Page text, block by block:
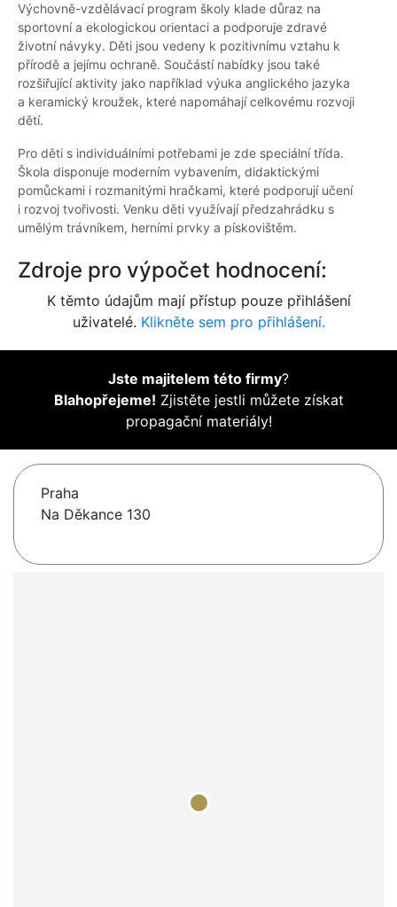
Výchovně-vzdělávací program školy klade důraz na
sportovní a ekologickou orientaci a podporuje zdravé
životní návyky. Děti jsou vedeny k pozitivnímu vztahu k
přírodě a jejímu ochraně. Součástí nabídky jsou také
rozšiřující aktivity jako například výuka anglického jazyka
a keramický kroužek, které napomáhají celkovému rozvoji
dětí.
Pro děti s individuálními potřebami je zde speciální třída.
Škola disponuje moderním vybavením, didaktickými
pomůckami i rozmanitými hračkami, které podporují učení
i rozvoj tvořivosti. Venku děti využívají předzahrádku s
umělým trávníkem, herními prvky a pískovištěm.
Zdroje pro výpočet hodnocení:
K těmto údajům mají přístup pouze přihlášení
uživatelé. Klikněte sem pro přihlášení.
Jste majitelem této firmy?
Blahopřejeme! Zjistěte jestli můžete získat
propagační materiály!
Praha
Na Děkance 130